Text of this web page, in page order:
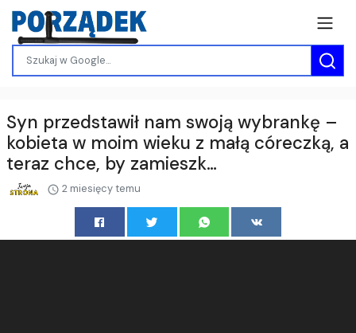
Syn przedstawił nam swoją wybrankę –
kobieta w moim wieku z małą córeczką, a
teraz chce, by zamieszk…
2 miesięcy temu